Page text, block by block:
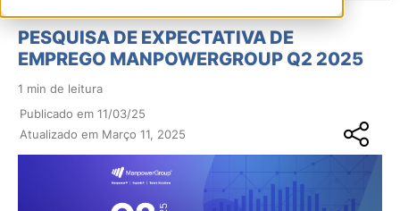
PESQUISA DE EXPECTATIVA DE
EMPREGO MANPOWERGROUP Q2 2025
1 min de leitura
Publicado em 11/03/25
Atualizado em Março 11, 2025